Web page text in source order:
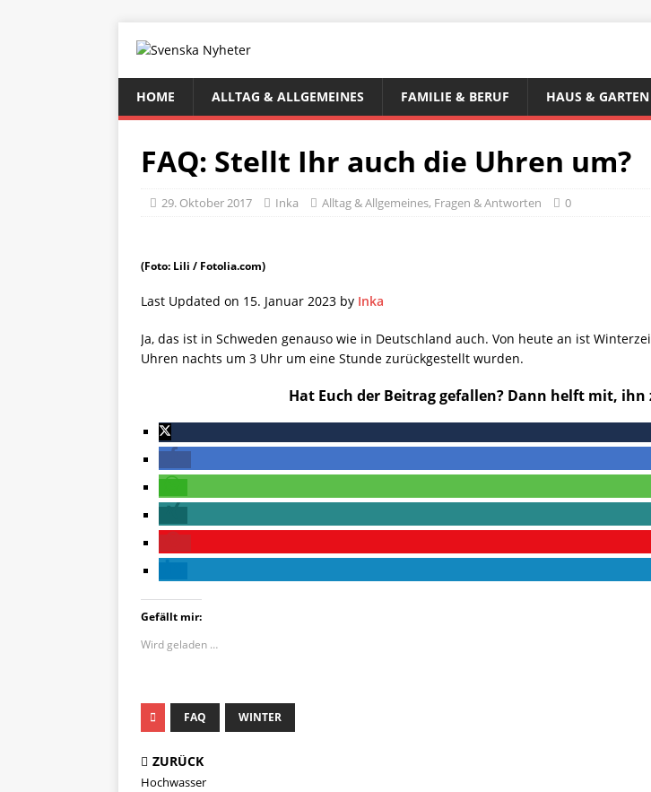
HOME ALLTAG & ALLGEMEINES FAMILIE & BERUF HAUS & GARTEN
FAQ: Stellt Ihr auch die Uhren um?
29. Oktober 2017 Inka Alltag & Allgemeines, Fragen & Antworten 0
(Foto: Lili / Fotolia.com)
Last Updated on 15. Januar 2023 by Inka
Ja, das ist in Schweden genauso wie in Deutschland auch. Von heute an ist
Uhren nachts um 3 Uhr um eine Stunde zurückgestellt wurden.
Hat Euch der Beitrag gefallen? Dann helft mit, ihn
Gefällt mir:
Wird geladen …
FAQ WINTER
ZURÜCK
Hochwasser